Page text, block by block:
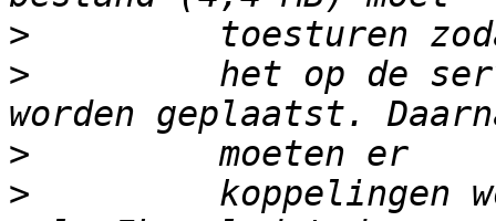
>
>
het op de
>
>
koppelingen